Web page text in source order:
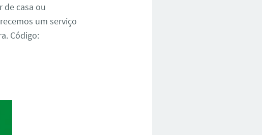
de casa ou
um serviço
Código: